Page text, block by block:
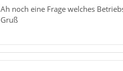
Ah noch eine Frage welches
Gruß